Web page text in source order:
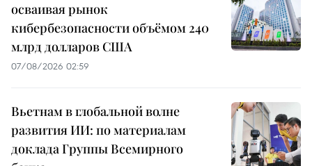
осваивая рынок
кибербезопасности объёмом 240
млрд долларов США
07/08/2026 02:59
Вьетнам в глобальной волне
развития ИИ: по материалам
доклада Группы Всемирного